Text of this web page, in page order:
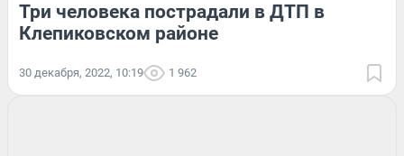
Три человека пострадали в ДТП в
Клепиковском районе
30 декабря, 2022, 10:19 1 962